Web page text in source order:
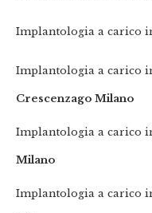
Implantologia a carico
Implantologia a carico
Crescenzago Milano
Implantologia a carico
Milano
Implantologia a carico